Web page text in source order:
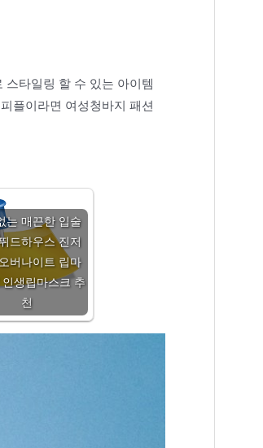
타일링 할 수 있는 아이템
플이라면 여성청바지 패션
는 매끈한 입술
드하우스 진저
버나이트 립마
생립마스크 추
천